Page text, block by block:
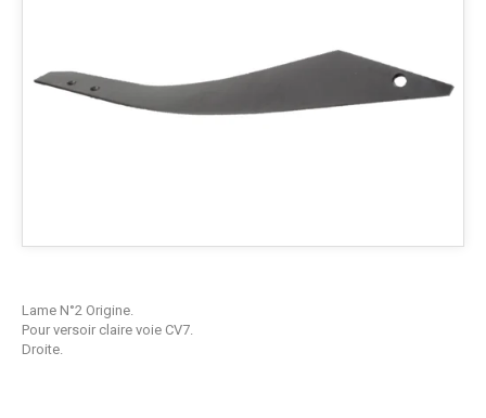
Lame N°2 Origine.
Pour versoir claire voie CV7.
Droite.